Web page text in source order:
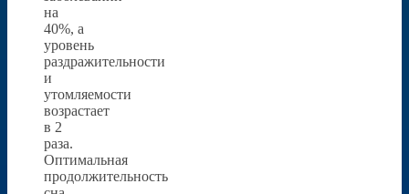
на
40%, а
уровень
раздражительности
и
утомляемости
возрастает
в 2
раза.
Оптимальная
продолжительность